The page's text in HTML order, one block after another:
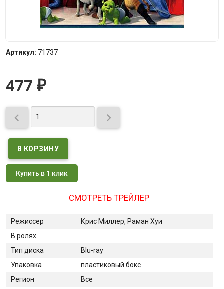
Артикул: 71737
477 ₽
 
Купить в 1 клик
СМОТРЕТЬ ТРЕЙЛЕР
Режиссер
Крис Миллер, Раман Хуи
В ролях
Тип диска
Blu-ray
Упаковка
пластиковый бокс
Регион
Все